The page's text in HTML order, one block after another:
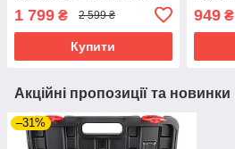
1 799 ₴ 2 599 ₴
Купити
949₴
Акційні пропозиції та новинки
–31%